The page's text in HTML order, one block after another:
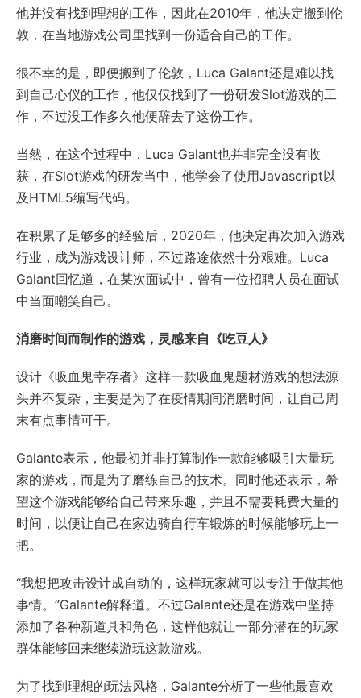
他并没有找到理想的工作，因此在2010年，他决定搬到伦
敦，在当地游戏公司里找到一份适合自己的工作。
很不幸的是，即便搬到了伦敦，Luca Galant还是难以找
到自己心仪的工作，他仅仅找到了一份研发Slot游戏的工
作，不过没工作多久他便辞去了这份工作。
当然，在这个过程中，Luca Galant也并非完全没有收
获，在Slot游戏的研发当中，他学会了使用Javascript以
及HTML5编写代码。
在积累了足够多的经验后，2020年，他决定再次加入游戏
行业，成为游戏设计师，不过路途依然十分艰难。Luca
Galant回忆道，在某次面试中，曾有一位招聘人员在面试
中当面嘲笑自己。
消磨时间而制作的游戏，灵感来自《吃豆人》
设计《吸血鬼幸存者》这样一款吸血鬼题材游戏的想法源
头并不复杂，主要是为了在疫情期间消磨时间，让自己周
末有点事情可干。
Galante表示，他最初并非打算制作一款能够吸引大量玩
家的游戏，而是为了磨练自己的技术。同时他还表示，希
望这个游戏能够给自己带来乐趣，并且不需要耗费大量的
时间，以便让自己在家边骑自行车锻炼的时候能够玩上一
把。
“我想把攻击设计成自动的，这样玩家就可以专注于做其他
事情。”Galante解释道。不过Galante还是在游戏中坚持
添加了各种新道具和角色，这样他就让一部分潜在的玩家
群体能够回来继续游玩这款游戏。
为了找到理想的玩法风格，Galante分析了一些他最喜欢